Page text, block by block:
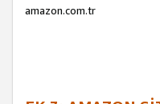
amazon.com.tr